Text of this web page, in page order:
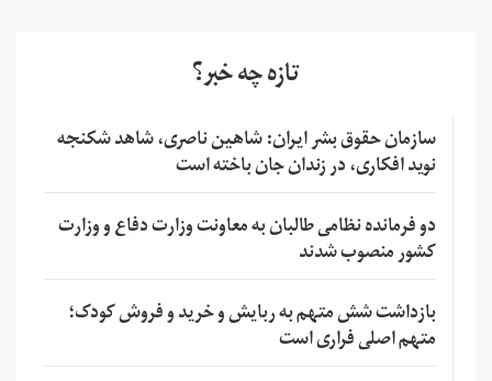
تازه چه خبر؟
سازمان حقوق بشر ایران: شاهین ناصری، شاهد شکنجه
نوید افکاری، در زندان جان باخته است
دو فرمانده نظامی طالبان به معاونت وزارت دفاع و وزارت
کشور منصوب شدند
بازداشت شش متهم به ربایش و خرید و فروش کودک؛
متهم اصلی فراری است